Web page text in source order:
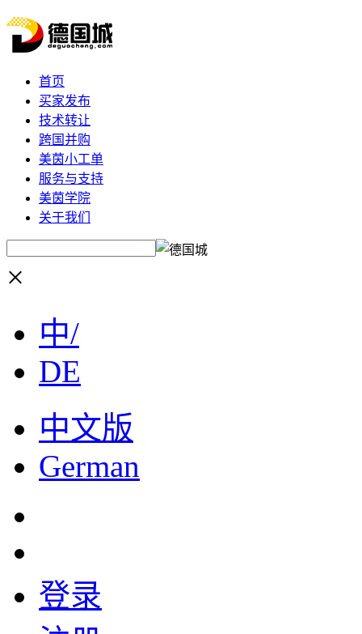
首页
买家发布
技术转让
跨国并购
美茵小工单
服务与支持
美茵学院
关于我们
×
中/
DE
中文版
German
登录